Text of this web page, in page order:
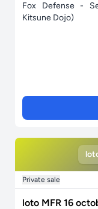
Fox Defense -
Kitsune Dojo)
Private sale
loto MFR 16